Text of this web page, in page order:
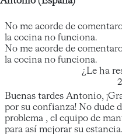
No me acorde de
la cocina no funciona.
No me acorde de
la cocina no funciona.
¿Le ha
Buenas tardes Antonio,
por su confianza! No dude
problema , el equipo de
para así mejorar su